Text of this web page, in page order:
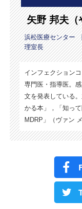
矢野 邦夫（
浜松医療センター
理室長
インフェクション
専門医・指導医。
文を発表している
かる本」，「知っ
MDRP」（ヴァン